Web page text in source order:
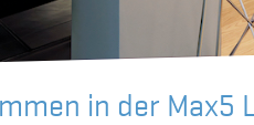
in der Max5